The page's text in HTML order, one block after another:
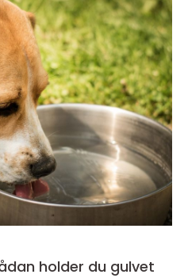
holder du gulvet